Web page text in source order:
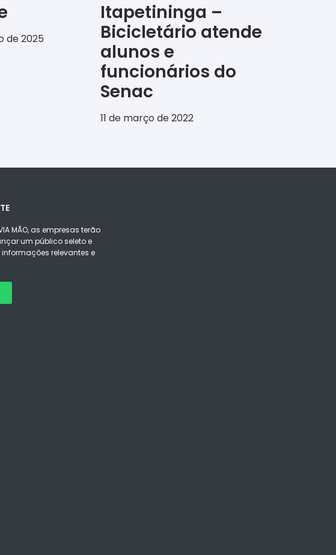
de 2025
Itapetininga –
Bicicletário atende
alunos e
funcionários do
Senac
11 de março de 2022
MÃO, as empresas terão
um público seleto e
relevantes e